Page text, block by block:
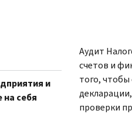
и
себя
Аудит
счетов и
того,
проверки